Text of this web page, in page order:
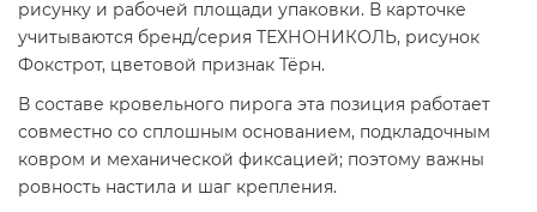
рисунку и рабочей площади упаковки. В карточке
учитываются бренд/серия ТЕХНОНИКОЛЬ, рисунок
Фокстрот, цветовой признак Тёрн.
В составе кровельного пирога эта позиция работает
совместно со сплошным основанием, подкладочным
ковром и механической фиксацией; поэтому важны
ровность настила и шаг крепления.